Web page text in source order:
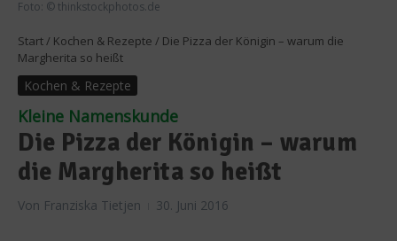
Foto: © thinkstockphotos.de
Start / Kochen & Rezepte / Die Pizza der Königin – warum die
Margherita so heißt
Kochen & Rezepte
Kleine Namenskunde
Die Pizza der Königin – warum
die Margherita so heißt
Von Franziska Tietjen 30. Juni 2016